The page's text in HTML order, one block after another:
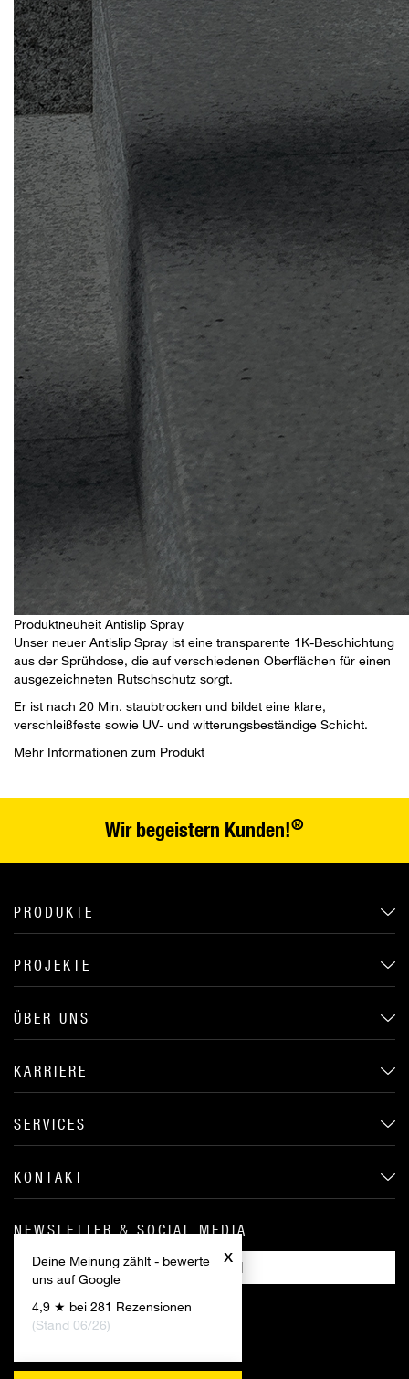
x
Deine Meinung zählt - bewerte
uns auf Google
4,9 ★ bei 281 Rezensionen
(Stand 06/26)
Produktneuheit Antislip Spray
Unser neuer Antislip Spray ist eine transparente 1K-Beschichtung
aus der Sprühdose, die auf verschiedenen Oberflächen für einen
ausgezeichneten Rutschschutz sorgt.
Er ist nach 20 Min. staubtrocken und bildet eine klare,
verschleißfeste sowie UV- und witterungsbeständige Schicht.
Mehr Informationen zum Produkt
Wir begeistern Kunden!®
PRODUKTE
PROJEKTE
ÜBER UNS
KARRIERE
SERVICES
KONTAKT
NEWSLETTER & SOCIAL MEDIA
ANMELDEN